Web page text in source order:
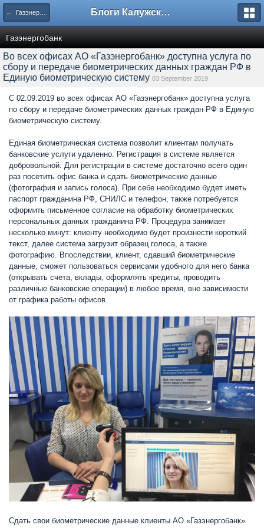
← Газэнергобанк Блоги Калужского перекрестка
Газэнергобанк
Во всех офисах АО «Газэнергобанк» доступна услуга по
сбору и передаче биометрических данных граждан РФ в
Единую биометрическую систему 03 September 2019
С 02.09.2019 во всех офисах АО «Газэнергобанк» доступна услуга
по сбору и передаче биометрических данных граждан РФ в Единую
биометрическую систему.
Единая биометрическая система позволит клиентам получать
банковские услуги удаленно. Регистрация в системе является
добровольной. Для регистрации в системе достаточно всего один
раз посетить офис банка и сдать биометрические данные
(фотография и запись голоса). При себе необходимо будет иметь
паспорт гражданина РФ, СНИЛС и телефон, также потребуется
оформить письменное согласие на обработку биометрических
персональных данных гражданина РФ. Процедура занимает
несколько минут: клиенту необходимо будет произнести короткий
текст, далее система загрузит образец голоса, а также
фотографию. Впоследствии, клиент, сдавший биометрические
данные, сможет пользоваться сервисами удобного для него банка
(открывать счета, вклады, оформлять кредиты, проводить
различные банковские операции) в любое время, вне зависимости
от графика работы офисов.
Сдать свои биометрические данные клиенты АО «Газэнергобанк»